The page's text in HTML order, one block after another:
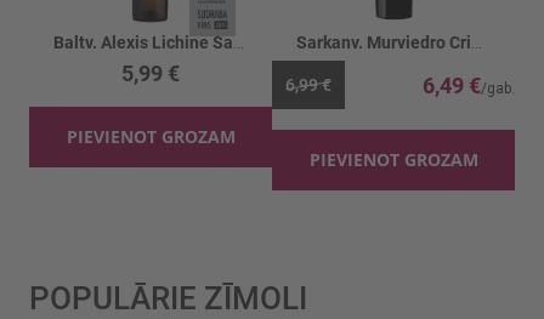
5,99 €
PIEVIENOT GROZAM
6,99 € 6,49 €
PIEVIENOT GROZAM
POPULĀRIE ZĪMOLI